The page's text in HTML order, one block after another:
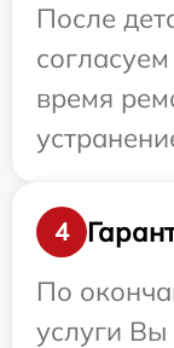
После
время
4
По
услуги